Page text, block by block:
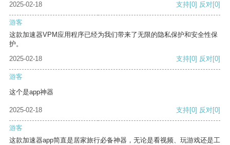
2025-02-18
支持[0] 反对[0]
游客
这款加速器VPM应用程序已经为我们带来了无限的隐私保护和安全性保
护。
2025-02-18
支持[0] 反对[0]
游客
这个是app神器
2025-02-18 支持[0] 反对[0]
游客
这款加速器app简直是居家旅行必备神器，无论是看视频、玩游戏还是工